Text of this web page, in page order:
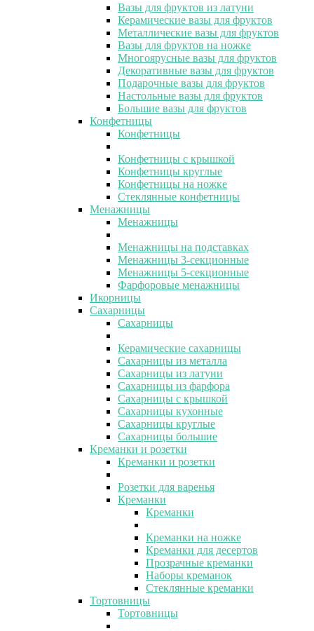
Вазы для фруктов из латуни
Керамические вазы для фруктов
Металлические вазы для фруктов
Вазы для фруктов на ножке
Многоярусные вазы для фруктов
Декоративные вазы для фруктов
Подарочные вазы для фруктов
Настольные вазы для фруктов
Большие вазы для фруктов
Конфетницы
Конфетницы
Конфетницы с крышкой
Конфетницы круглые
Конфетницы на ножке
Стеклянные конфетницы
Менажницы
Менажницы
Менажницы на подставках
Менажницы 3-секционные
Менажницы 5-секционные
Фарфоровые менажницы
Икорницы
Сахарницы
Сахарницы
Керамические сахарницы
Сахарницы из металла
Сахарницы из латуни
Сахарницы из фарфора
Сахарницы с крышкой
Сахарницы кухонные
Сахарницы круглые
Сахарницы большие
Креманки и розетки
Креманки и розетки
Розетки для варенья
Креманки
Креманки
Креманки на ножке
Креманки для десертов
Прозрачные креманки
Наборы креманок
Стеклянные креманки
Тортовницы
Тортовницы